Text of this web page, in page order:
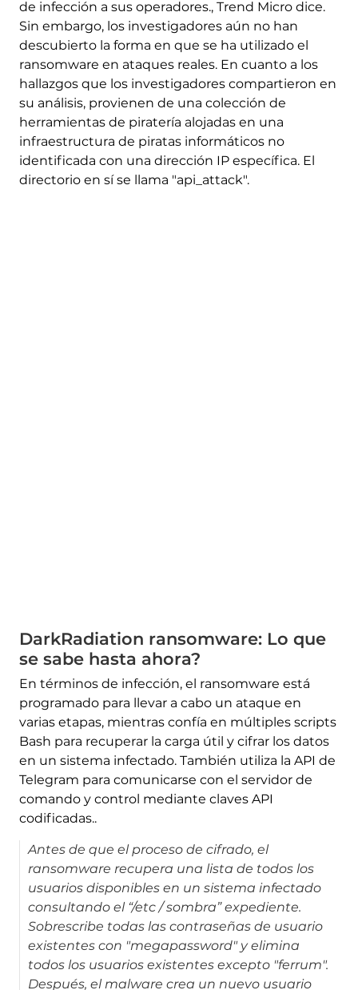
de infección a sus operadores., Trend Micro dice.
Sin embargo, los investigadores aún no han
descubierto la forma en que se ha utilizado el
ransomware en ataques reales. En cuanto a los
hallazgos que los investigadores compartieron en
su análisis, provienen de una colección de
herramientas de piratería alojadas en una
infraestructura de piratas informáticos no
identificada con una dirección IP específica. El
directorio en sí se llama "api_attack".
DarkRadiation ransomware: Lo que
se sabe hasta ahora?
En términos de infección, el ransomware está
programado para llevar a cabo un ataque en
varias etapas, mientras confía en múltiples scripts
Bash para recuperar la carga útil y cifrar los datos
en un sistema infectado. También utiliza la API de
Telegram para comunicarse con el servidor de
comando y control mediante claves API
codificadas..
Antes de que el proceso de cifrado, el
ransomware recupera una lista de todos los
usuarios disponibles en un sistema infectado
consultando el “/etc / sombra” expediente.
Sobrescribe todas las contraseñas de usuario
existentes con "megapassword" y elimina
todos los usuarios existentes excepto "ferrum".
Después, el malware crea un nuevo usuario